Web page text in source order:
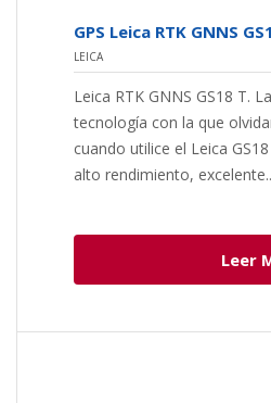
GPS Leica RTK GNNS
LEICA
Leica RTK GNNS GS18 T.
tecnología con la que
cuando utilice el Leica
alto rendimiento,
Leer